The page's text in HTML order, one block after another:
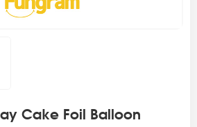
Cake Foil Balloon